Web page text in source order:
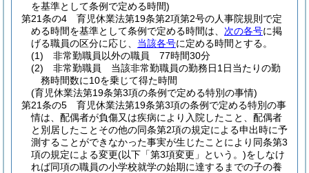
を基準として条例で定める時間)
第21条の4
育児休業法第19条第2項第2号の人事院規則で定
める時間を基準として条例で定める時間は、 次の各号に掲
げる職員の区分に応じ、 当該各号に定める時間とする。
(1)
非常勤職員以外の職員 77時間30分
(2)
非常勤職員 当該非常勤職員の勤務日1日当たりの勤
務時間数に10を乗じて得た時間
(育児休業法第19条第3項の条例で定める特別の事情)
第21条の5
育児休業法第19条第3項の条例で定める特別の事
情は、配偶者が負傷又は疾病により入院したこと、配偶者
と別居したことその他の同条第2項の規定による申出時に予
測することができなかった事実が生じたことにより同条第3
項の規定による変更(以下「第3項変更」という。)をしなけ
れば同項の職員の小学校就学の始期に達するまでの子の養